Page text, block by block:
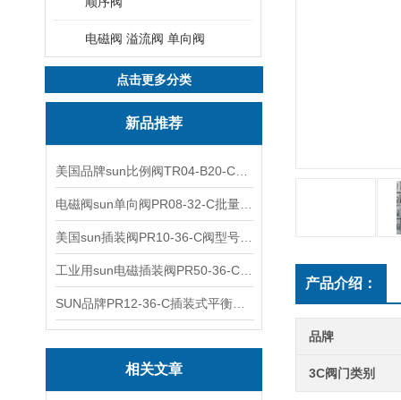
电磁阀 溢流阀 单向阀
点击更多分类
新品推荐
相关文章
产品介绍：
品牌
3C阀门类别